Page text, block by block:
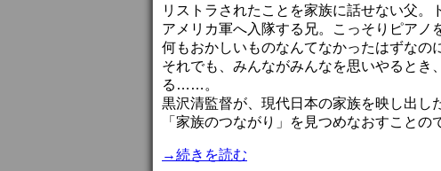
リストラされたことを家族に話せない父。
アメリカ軍へ入隊する兄。こっそりピアノ
何もおかしいものなんてなかったはずなの
それでも、みんながみんなを思いやると
る……。
黒沢清監督が、現代日本の家族を映し出し
「家族のつながり」を見つめなおすことの
→続きを読む